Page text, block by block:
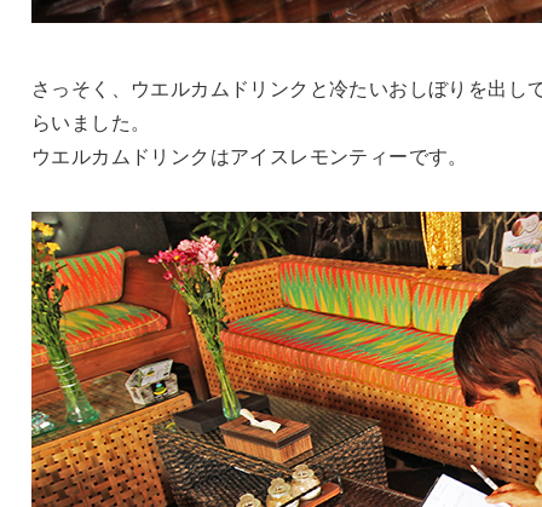
さっそく、ウエルカムドリンクと冷たいおしぼりを出し
らいました。
ウエルカムドリンクはアイスレモンティーです。